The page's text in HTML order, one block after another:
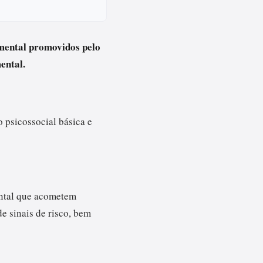
promovidos pelo
psicossocial básica e
que acometem
sinais de risco, bem